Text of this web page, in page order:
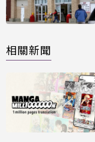
相關新聞